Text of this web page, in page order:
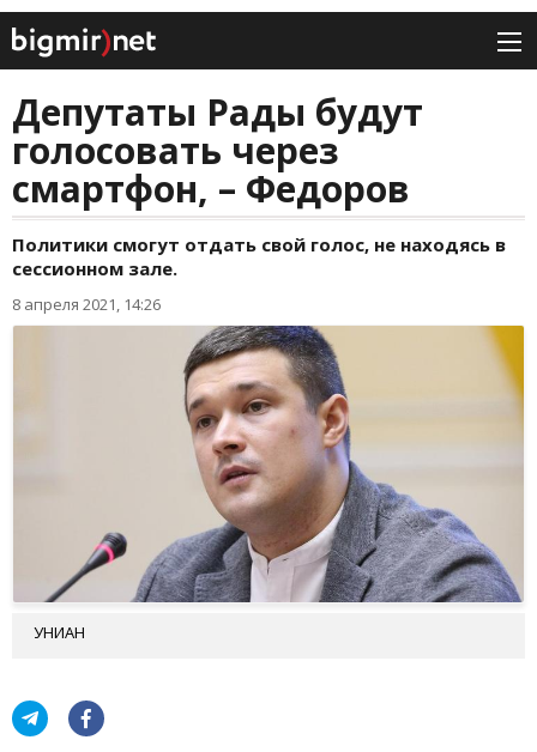
Депутаты Рады будут
голосовать через
смартфон, – Федоров
Политики смогут отдать свой голос, не находясь в
сессионном зале.
8 апреля 2021, 14:26
УНИАН